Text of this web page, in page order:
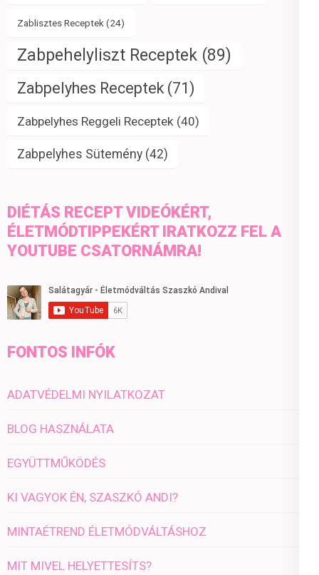
Zablisztes Receptek (24)
Zabpehelyliszt Receptek (89)
Zabpelyhes Receptek (71)
Zabpelyhes Reggeli Receptek (40)
Zabpelyhes Sütemény (42)
DIÉTÁS RECEPT VIDEÓKÉRT,
ÉLETMÓDTIPPEKÉRT IRATKOZZ FEL A
YOUTUBE CSATORNÁMRA!
FONTOS INFÓK
ADATVÉDELMI NYILATKOZAT
BLOG HASZNÁLATA
EGYÜTTMŰKÖDÉS
KI VAGYOK ÉN, SZASZKÓ ANDI?
MINTAÉTREND ÉLETMÓDVÁLTÁSHOZ
MIT MIVEL HELYETTESÍTS?